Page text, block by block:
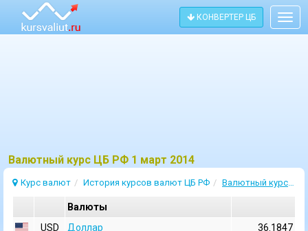
КОНВЕРТЕР ЦБ
Bалютный курс ЦБ РФ 1 март 2014
Курс валют История курсов валют ЦБ РФ Валютный курс 1 Март 2014
Валюты
USD
Доллар
36.1847